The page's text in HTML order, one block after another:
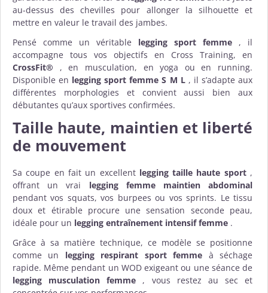
au-dessus des chevilles pour allonger la silhouette et
mettre en valeur le travail des jambes.
Pensé comme un véritable legging sport femme , il
accompagne tous vos objectifs en Cross Training, en
CrossFit® , en musculation, en yoga ou en running.
Disponible en legging sport femme S M L, il s’adapte aux
différentes morphologies et convient aussi bien aux
débutantes qu’aux sportives confirmées.
Taille haute, maintien et liberté
de mouvement
Sa coupe en fait un excellent legging taille haute sport,
offrant un vrai legging femme maintien abdominal
pendant vos squats, vos burpees ou vos sprints. Le tissu
doux et étirable procure une sensation seconde peau,
idéale pour un legging entraînement intensif femme .
Grâce à sa matière technique, ce modèle se positionne
comme un legging respirant sport femme à séchage
rapide. Même pendant un WOD exigeant ou une séance de
legging musculation femme , vous restez au sec et